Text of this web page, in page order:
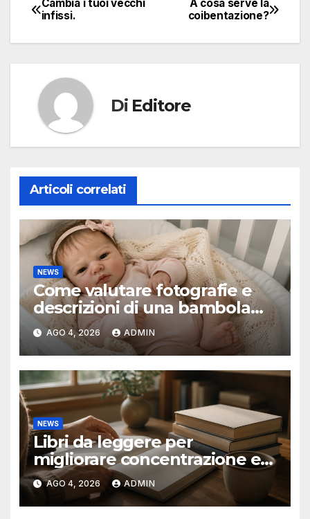
Navigazione
articoli
A cosa serve la
coibentazione?
Cambia i tuoi vecchi
infissi.
Di Editore
Articoli correlati
NEWS
Come valutare fotografie e
descrizioni di una bambola
reborn
AGO 4, 2026 ADMIN
NEWS
Libri da leggere per
migliorare concentrazione e
produttività
AGO 4, 2026 ADMIN